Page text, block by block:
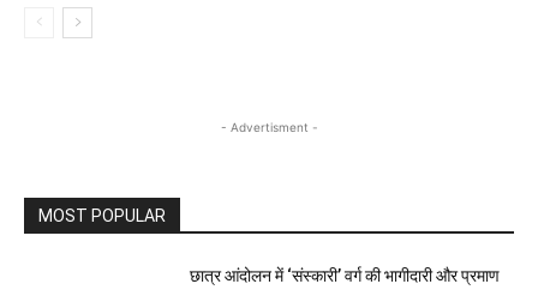
- Advertisment -
MOST POPULAR
छात्र आंदोलन में ‘संस्कारी’ वर्ग की भागीदारी और प्रमाण